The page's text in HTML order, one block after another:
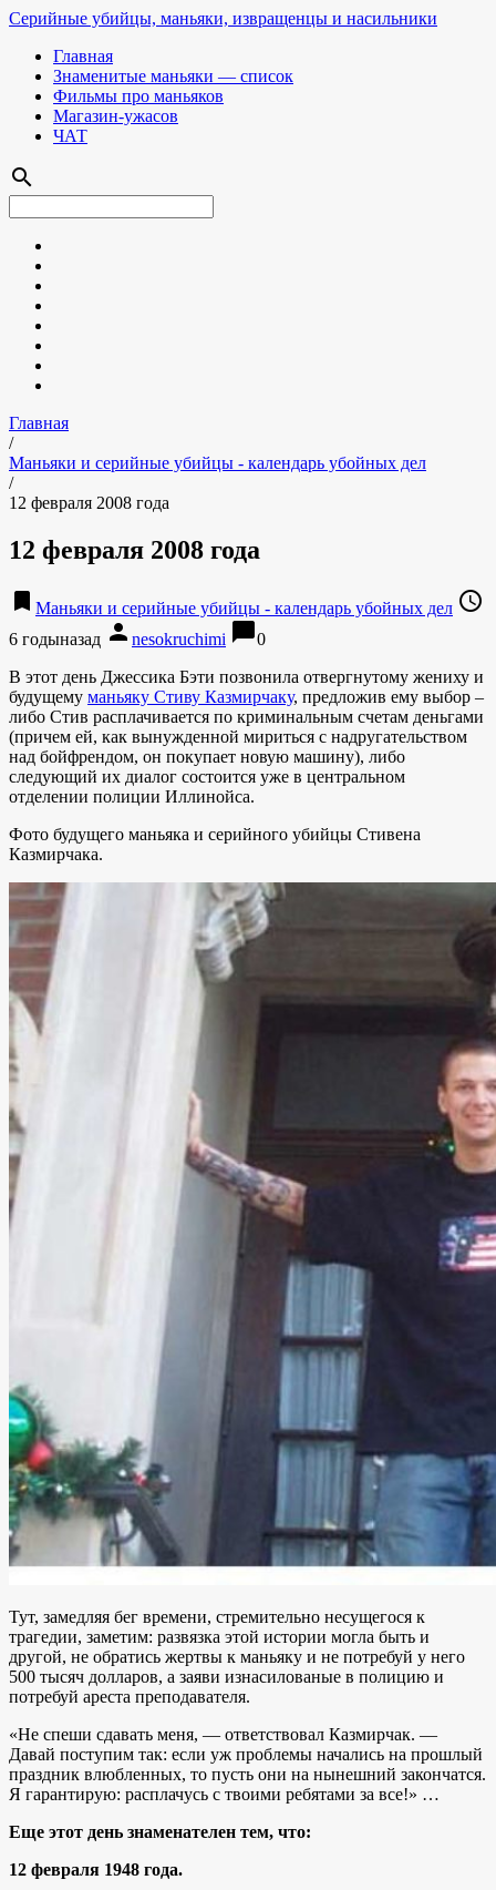
Серийные убийцы, маньяки, извращенцы и насильники
Главная
Знаменитые маньяки — список
Фильмы про маньяков
Магазин-ужасов
ЧАТ
search
Главная
/
Маньяки и серийные убийцы - календарь убойных дел
/
12 февраля 2008 года
12 февраля 2008 года
bookmark Маньяки и серийные убийцы - календарь убойных дел access_time
6 годыназад person nesokruchimi chat_bubble0
В этот день Джессика Бэти позвонила отвергнутому жениху и
будущему маньяку Стиву Казмирчаку, предложив ему выбор –
либо Стив расплачивается по криминальным счетам деньгами
(причем ей, как вынужденной мириться с надругательством
над бойфрендом, он покупает новую машину), либо
следующий их диалог состоится уже в центральном
отделении полиции Иллинойса.
Фото будущего маньяка и серийного убийцы Стивена
Казмирчака.
Тут, замедляя бег времени, стремительно несущегося к
трагедии, заметим: развязка этой истории могла быть и
другой, не обратись жертвы к маньяку и не потребуй у него
500 тысяч долларов, а заяви изнасилованые в полицию и
потребуй ареста преподавателя.
«Не спеши сдавать меня, — ответствовал Казмирчак. —
Давай поступим так: если уж проблемы начались на прошлый
праздник влюбленных, то пусть они на нынешний закончатся.
Я гарантирую: расплачусь с твоими ребятами за все!» …
Еще этот день знаменателен тем, что:
12 февраля 1948 года.